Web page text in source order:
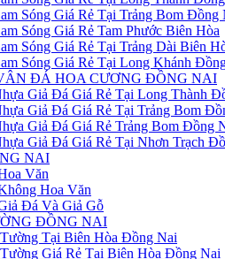
Sóng Giá Rẻ Tại Trảng Bom Đồng
Sóng Giá Rẻ Tam Phước Biên Hòa
Sóng Giá Rẻ Tại Trảng Dài Biên
Sóng Giá Rẻ Tại Long Khánh
ĐÁ HOA CƯƠNG ĐỒNG NAI
Giả Đá Giá Rẻ Tại Long Thành
Giả Đá Giá Rẻ Tại Trảng Bom
Giả Đá Giá Rẻ Trảng Bom Đồng
Giả Đá Giá Rẻ Tại Nhơn Trạch
NAI
Văn
Hoa Văn
Đá Và Giả Gỗ
ĐỒNG NAI
Tại Biên Hòa Đồng Nai
Giá Rẻ Tại Biên Hòa Đồng Nai